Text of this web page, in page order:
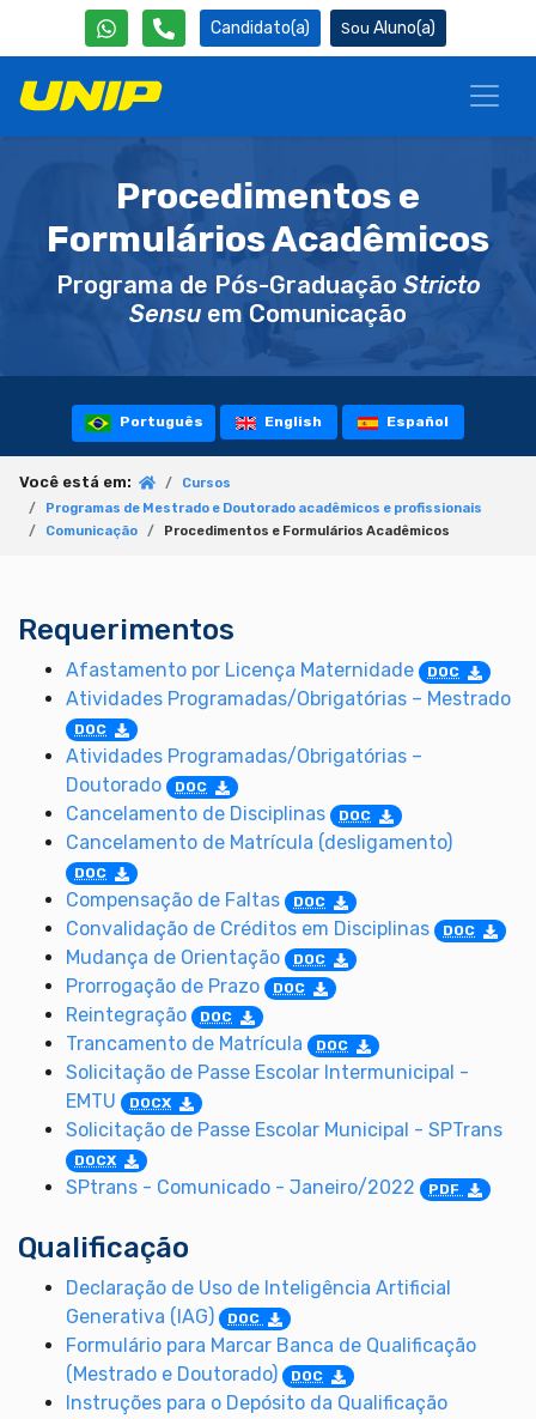
Candidato(a) Aluno(a)
Procedimentos e
Formulários Acadêmicos
Programa de Pós-Graduação Stricto
Sensu em Comunicação
Português English Español
Você está em:
Cursos
Programas de Mestrado e Doutorado acadêmicos e profissionais
Comunicação
Procedimentos e Formulários Acadêmicos
Requerimentos
Afastamento por Licença Maternidade DOC
Atividades Programadas/Obrigatórias – Mestrado
DOC
Atividades Programadas/Obrigatórias –
Doutorado
DOC
Cancelamento de Disciplinas DOC
Cancelamento de Matrícula (desligamento)
DOC
Compensação de Faltas DOC
Convalidação de Créditos em Disciplinas DOC
Mudança de Orientação DOC
Prorrogação de Prazo DOC
Reintegração DOC
Trancamento de Matrícula DOC
Solicitação de Passe Escolar Intermunicipal -
EMTU
DOCX
Solicitação de Passe Escolar Municipal - SPTrans
DOCX
SPtrans - Comunicado - Janeiro/2022 PDF
Qualificação
Declaração de Uso de Inteligência Artificial
Generativa (IAG)
DOC
Formulário para Marcar Banca de Qualificação
(Mestrado e Doutorado)
DOC
Instruções para o Depósito da Qualificação